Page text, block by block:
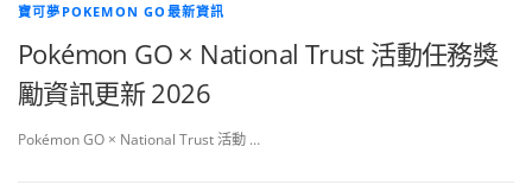
寶可夢POKEMON GO最新資訊
Pokémon GO × National Trust 活動任務獎
勵資訊更新 2026
Pokémon GO × National Trust 活動 …